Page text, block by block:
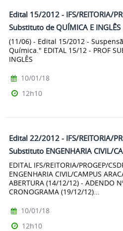
Edital 15/2012 - IFS/REITORIA/
Substituto de QUÍMICA E INGLÊS
(11/06) - Edital 15/2012 -
Química." EDITAL 15/12 - PROF
INGLÊS
10/01/18
12h10
Edital 22/2012 - IFS/REITORIA/
Substituto ENGENHARIA CIVIL/
EDITAL IFS/REITORIA/PROGEP/
ENGENHARIA CIVIL/CAMPUS
ABERTURA (14/12/12) - ADENDO
CRONOGRAMA (19/12/12)...
10/01/18
12h10